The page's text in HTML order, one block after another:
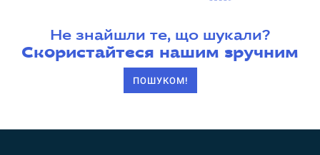
Не знайшли те, що шукали?
Скористайтеся нашим зручним
ПОШУКОМ!